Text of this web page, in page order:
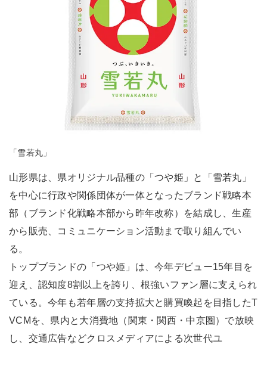
「雪若丸」
山形県は、県オリジナル品種の「つや姫」と「雪若丸」
を中心に行政や関係団体が一体となったブランド戦略本
部（ブランド化戦略本部から昨年改称）を結成し、生産
から販売、コミュニケーション活動まで取り組んでい
る。
トップブランドの「つや姫」は、今年デビュー15年目を
迎え、認知度8割以上を誇り、根強いファン層に支えられ
ている。今年も若年層の支持拡大と購買喚起を目指したT
VCMを、県内と大消費地（関東・関西・中京圏）で放映
し、交通広告などクロスメディアによる次世代ユ